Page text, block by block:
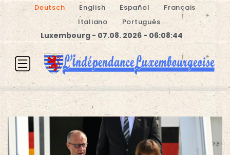
Deutsch English Español
Français
Italiano
Português
Luxembourg - 07.08. 2026 - 06:08:44